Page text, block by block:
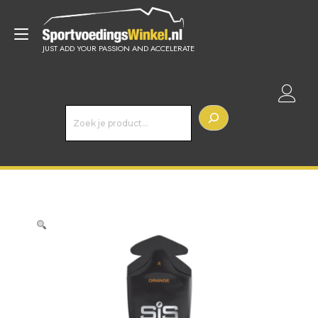
inhoud
JUST ADD YOUR PASSION AND ACCELERATE
Toggle
e